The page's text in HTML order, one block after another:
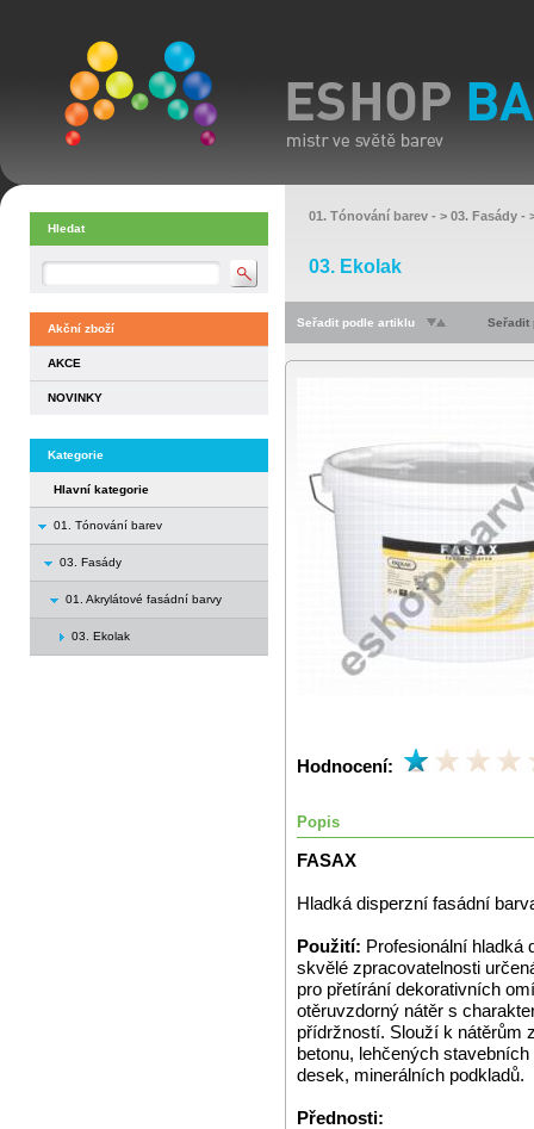
Hledat
Akční zboží
AKCE
NOVINKY
Kategorie
Hlavní kategorie
01. Tónování barev
03. Fasády
01. Akrylátové fasádní barvy
03. Ekolak
01. Tónování barev - > 03. Fasády -
03. Ekolak
Seřadit podle artiklu Seřadit
Hodnocení:
Popis
FASAX
Hladká disperzní fasádní
Použití: Profesionální hladká
skvělé zpracovatelnosti
pro přetírání dekorativních
otěruvzdorný nátěr s
přídržností. Slouží k nátěrům
betonu, lehčených
desek, minerálních podkladů.
Přednosti: